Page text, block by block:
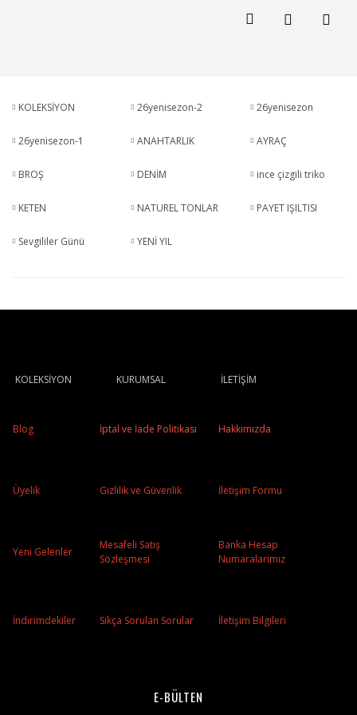
KOLEKSİYON 26yenisezon-2 26yenisezon
26yenisezon-1 ANAHTARLIK AYRAÇ
BROŞ DENİM ince çizgili triko
KETEN NATUREL TONLAR PAYET IŞILTISI
Sevgililer Günü YENİ YIL
KOLEKSİYON KURUMSAL İLETİŞİM
Blog İptal ve İade Politikası Hakkımızda
Üyelik Gizlilik ve Güvenlik İletişim Formu
Yeni Gelenler
Mesafeli Satış
Sözleşmesi
Banka Hesap
Numaralarımız
İndirimdekiler Sıkça Sorulan Sorular İletişim Bilgileri
E-BÜLTEN